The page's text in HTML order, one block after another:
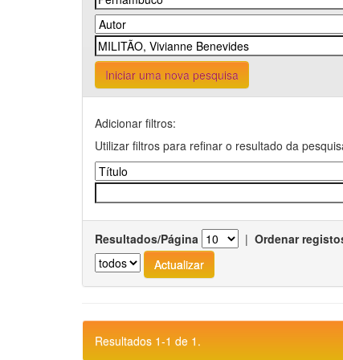
Iniciar uma nova pesquisa
Adicionar filtros:
Utilizar filtros para refinar o resultado da
Resultados/Página | Ordenar
Resultados 1-1 de 1.